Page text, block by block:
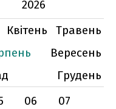
2026
Квітень
Травень
Вересень
Грудень
06
07